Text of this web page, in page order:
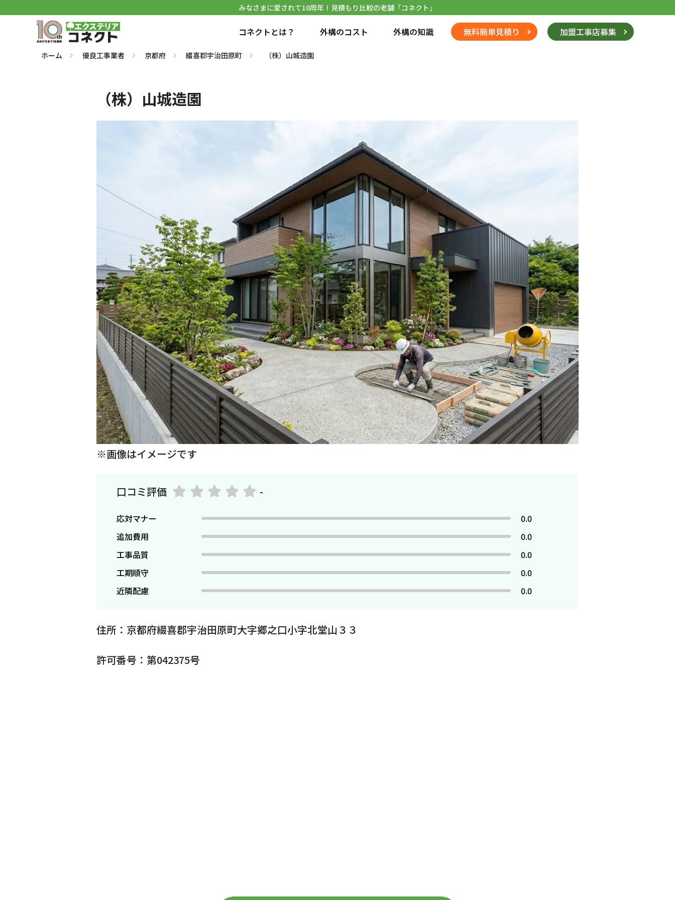
みなさまに愛されて10周年！見積もり比較の老舗「コネクト」
コネクトとは？ 外構のコスト 外構の知識 無料簡単見積り 加盟工事店募集
ホーム 優良工事業者 京都府 綴喜郡宇治田原町 （株）山城造園
（株）山城造園
※画像はイメージです
口コミ評価 -
応対マナー
0.0
追加費用
0.0
工事品質
0.0
工期順守
0.0
近隣配慮
0.0
住所：京都府綴喜郡宇治田原町大字郷之口小字北堂山３３
許可番号：第042375号